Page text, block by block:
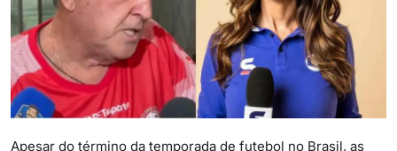
Apesar do término da temporada de futebol no Brasil, as